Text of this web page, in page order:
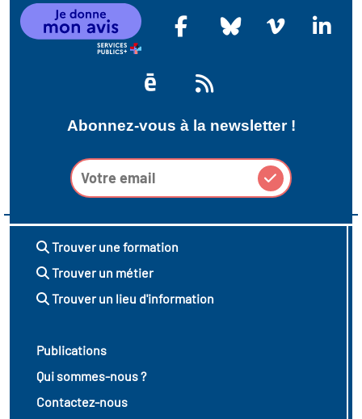
Abonnez-vous à la newsletter !
Trouver une formation
Trouver un métier
Trouver un lieu d'information
Publications
Qui sommes-nous ?
Contactez-nous